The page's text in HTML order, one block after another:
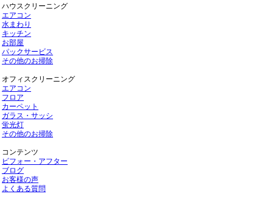
ハウスクリーニング
エアコン
水まわり
キッチン
お部屋
パックサービス
その他のお掃除
オフィスクリーニング
エアコン
フロア
カーペット
ガラス・サッシ
蛍光灯
その他のお掃除
コンテンツ
ビフォー・アフター
ブログ
お客様の声
よくある質問